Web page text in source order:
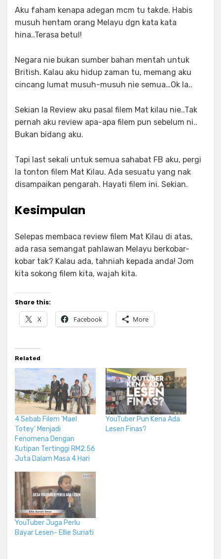
Aku faham kenapa adegan mcm tu takde. Habis
musuh hentam orang Melayu dgn kata kata
hina..Terasa betul!
Negara nie bukan sumber bahan mentah untuk
British. Kalau aku hidup zaman tu, memang aku
cincang lumat musuh-musuh nie semua…Ok la..
Sekian la Review aku pasal filem Mat kilau nie..Tak
pernah aku review apa-apa filem pun sebelum ni..
Bukan bidang aku.
Tapi last sekali untuk semua sahabat FB aku, pergi
la tonton filem Mat Kilau. Ada sesuatu yang nak
disampaikan pengarah. Hayati filem ini. Sekian.
Kesimpulan
Selepas membaca review filem Mat Kilau di atas,
ada rasa semangat pahlawan Melayu berkobar-
kobar tak? Kalau ada, tahniah kepada anda! Jom
kita sokong filem kita, wajah kita.
Share this:
X Facebook More
Related
4 Sebab Filem ‘Mael
Totey’ Menjadi
Fenomena Dengan
Kutipan Tertinggi RM2.56
Juta Dalam Masa 4 Hari
YouTuber Pun Kena Ada
Lesen Finas?
YouTuber Juga Perlu
Bayar Lesen- Ellie Suriati